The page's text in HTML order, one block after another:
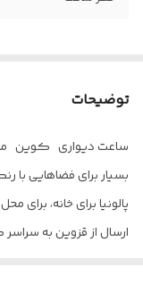
توضیحات
بسیار برای فضاهایی
پالونیا برای خانه، برای
ارسال از قزوین به